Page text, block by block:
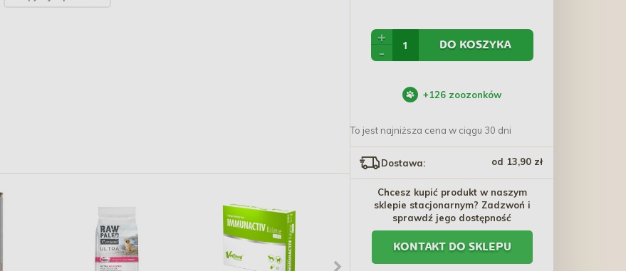
+
-
DO KOSZYKA
+126 zoozonków
To jest najniższa cena w ciągu 30 dni
Dostawa: od 13,90 zł
Chcesz kupić produkt w naszym
sklepie stacjonarnym? Zadzwoń i
sprawdź jego dostępność
KONTAKT DO SKLEPU